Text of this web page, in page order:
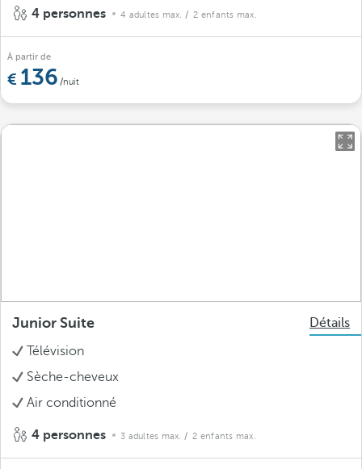
4 personnes 4 adultes max. / 2 enfants max.
À partir de
136 /nuit
Junior Suite
Détails
Télévision
Sèche-cheveux
Air conditionné
4 personnes 3 adultes max. / 2 enfants max.